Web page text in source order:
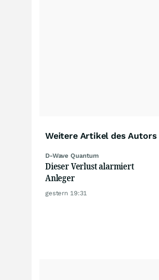
Weitere Artikel des Autors
D-Wave Quantum
Dieser Verlust alarmiert
Anleger
gestern 19:31